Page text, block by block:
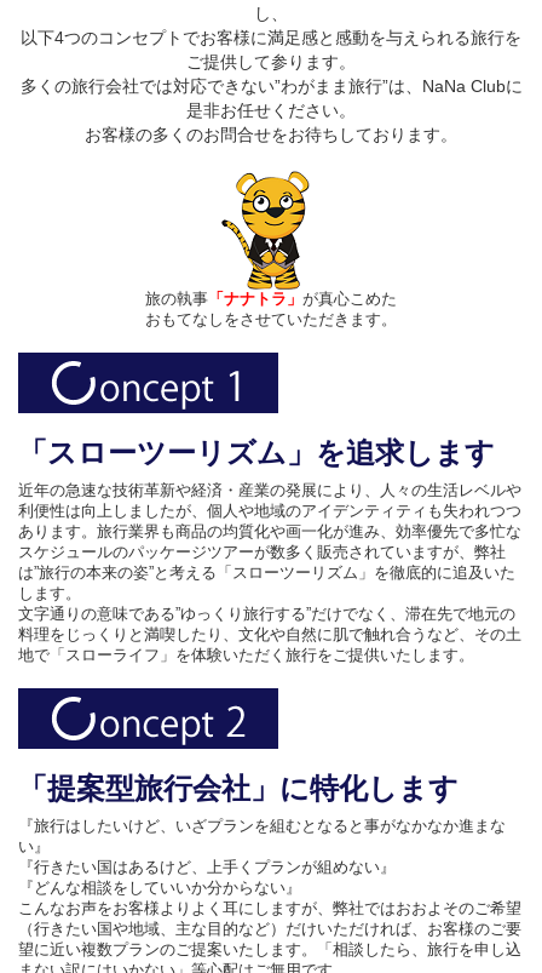
し、
以下4つのコンセプトでお客様に満足感と感動を与えられる旅行を
ご提供して参ります。
多くの旅行会社では対応できない”わがまま旅行”は、NaNa Clubに
是非お任せください。
お客様の多くのお問合せをお待ちしております。
旅の執事 「ナナトラ」 が真心こめた
おもてなしをさせていただきます。
「スローツーリズム」を追求します
近年の急速な技術革新や経済・産業の発展により、人々の生活レベルや
利便性は向上しましたが、個人や地域のアイデンティティも失われつつ
あります。旅行業界も商品の均質化や画一化が進み、効率優先で多忙な
スケジュールのパッケージツアーが数多く販売されていますが、弊社
は”旅行の本来の姿”と考える「スローツーリズム」を徹底的に追及いた
します。
文字通りの意味である”ゆっくり旅行する”だけでなく、滞在先で地元の
料理をじっくりと満喫したり、文化や自然に肌で触れ合うなど、その土
地で「スローライフ」を体験いただく旅行をご提供いたします。
「提案型旅行会社」に特化します
『旅行はしたいけど、いざプランを組むとなると事がなかなか進まな
い』
『行きたい国はあるけど、上手くプランが組めない』
『どんな相談をしていいか分からない』
こんなお声をお客様よりよく耳にしますが、弊社ではおおよそのご希望
（行きたい国や地域、主な目的など）だけいただければ、お客様のご要
望に近い複数プランのご提案いたします。「相談したら、旅行を申し込